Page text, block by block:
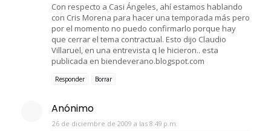
Con respecto a Casi Ángeles, ahí estamos hablando
con Cris Morena para hacer una temporada más pero
por el momento no puedo confirmarlo porque hay
que cerrar el tema contractual. Esto dijo Claudio
Villaruel, en una entrevista q le hicieron.. esta
publicada en biendeverano.blogspot.com
Responder Borrar
Anónimo
26 de diciembre de 2009 a las 8:49 p.m.